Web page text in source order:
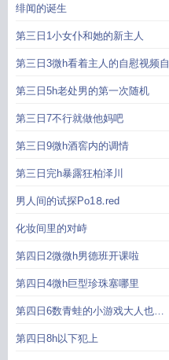
绯闻的诞生
第三日1小女仆和她的新主人
第三日3微h看着主人的自慰视频自
第三日5h老处男的第一次随机
第三日7不行就做他妈吧
第三日9微h酒窖内的调情
第三日完h暴露狂柏泽川
男人间的试探Рo1⒏red
化妆间里的对峙
第四日2微微h男德班开课啦
第四日4微h巨型珍珠塞哪里
第四日6数青蛙的小游戏大人也可
以玩
第四日8h以下犯上